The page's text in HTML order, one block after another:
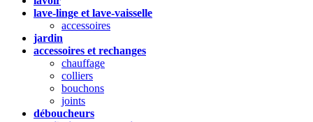
lave-linge et lave-vaisselle
accessoires
jardin
accessoires et rechanges
chauffage
colliers
bouchons
joints
déboucheurs